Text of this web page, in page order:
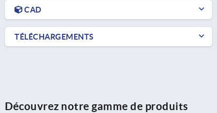
CAD
TÉLÉCHARGEMENTS
Découvrez notre gamme de produits